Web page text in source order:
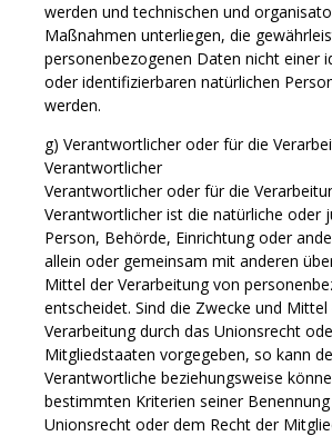
werden und technischen und
Maßnahmen unterliegen, die
personenbezogenen Daten nicht einer
oder identifizierbaren natürlichen
werden.
g) Verantwortlicher oder für die
Verantwortlicher
Verantwortlicher oder für die
Verantwortlicher ist die natürliche oder
Person, Behörde, Einrichtung oder
allein oder gemeinsam mit anderen
Mittel der Verarbeitung von
entscheidet. Sind die Zwecke und Mittel
Verarbeitung durch das Unionsrecht
Mitgliedstaaten vorgegeben, so kann
Verantwortliche beziehungsweise
bestimmten Kriterien seiner
Unionsrecht oder dem Recht der